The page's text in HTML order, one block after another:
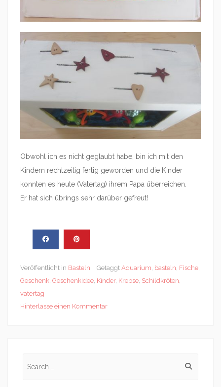
Obwohl ich es nicht geglaubt habe, bin ich mit den
Kindern rechtzeitig fertig geworden und die Kinder
konnten es heute (Vatertag) ihrem Papa überreichen.
Er hat sich übrings sehr darüber gefreut!
Veröffentlicht in Basteln Getaggt Aquarium, basteln, Fische,
Geschenk, Geschenkidee, Kinder, Krebse, Schildkröten,
vatertag
Hinterlasse einen Kommentar